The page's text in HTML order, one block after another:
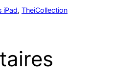
iPad, TheiCollection